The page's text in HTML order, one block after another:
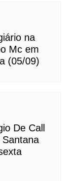
na
Mc em
(05/09)
De Call